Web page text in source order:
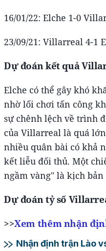
16/01/22: Elche 1-0
23/09/21: Villarreal 4-1
Dự đoán kết quả
Elche có thể gây khó
nhờ lối chơi tấn công
sự chênh lệch về trình
của Villarreal là quá
nhiều quân bài có khả
kết liễu đối thủ. Một
ngầm vàng" là kịch bản
Dự đoán tỷ số
>>Xem thêm nhận
Nhận định trận Lào